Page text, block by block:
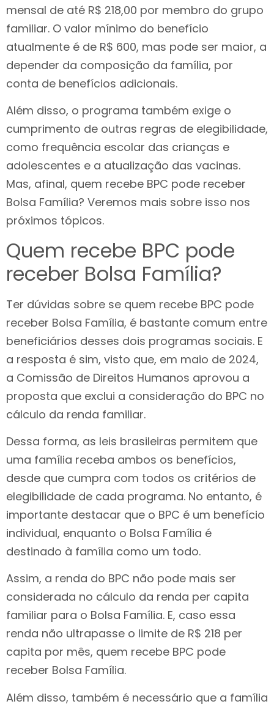
mensal de até R$ 218,00 por membro do grupo
familiar. O valor mínimo do benefício
atualmente é de R$ 600, mas pode ser maior, a
depender da composição da família, por
conta de benefícios adicionais.
Além disso, o programa também exige o
cumprimento de outras regras de elegibilidade,
como frequência escolar das crianças e
adolescentes e a atualização das vacinas.
Mas, afinal, quem recebe BPC pode receber
Bolsa Família? Veremos mais sobre isso nos
próximos tópicos.
Quem recebe BPC pode
receber Bolsa Família?
Ter dúvidas sobre se quem recebe BPC pode
receber Bolsa Família, é bastante comum entre
beneficiários desses dois programas sociais. E
a resposta é sim, visto que, em maio de 2024,
a Comissão de Direitos Humanos aprovou a
proposta que exclui a consideração do BPC no
cálculo da renda familiar.
Dessa forma, as leis brasileiras permitem que
uma família receba ambos os benefícios,
desde que cumpra com todos os critérios de
elegibilidade de cada programa. No entanto, é
importante destacar que o BPC é um benefício
individual, enquanto o Bolsa Família é
destinado à família como um todo.
Assim, a renda do BPC não pode mais ser
considerada no cálculo da renda per capita
familiar para o Bolsa Família. E, caso essa
renda não ultrapasse o limite de R$ 218 per
capita por mês, quem recebe BPC pode
receber Bolsa Família.
Além disso, também é necessário que a família